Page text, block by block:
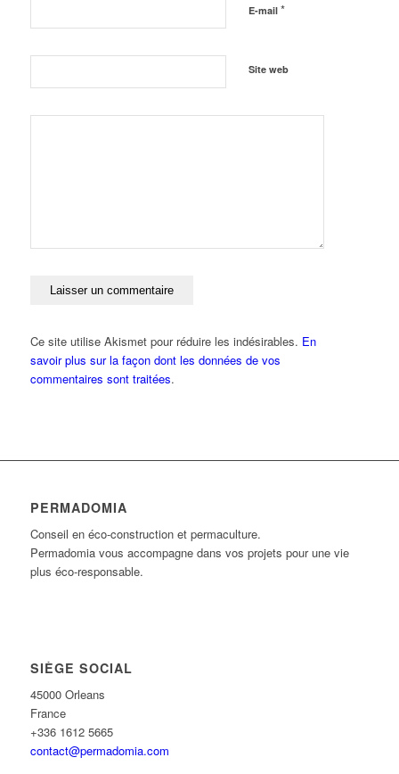
E-mail *
Site web
Ce site utilise Akismet pour réduire les indésirables. En
savoir plus sur la façon dont les données de vos
commentaires sont traitées.
PERMADOMIA
Conseil en éco-construction et permaculture.
Permadomia vous accompagne dans vos projets pour une vie
plus éco-responsable.
SIÈGE SOCIAL
45000 Orleans
France
+336 1612 5665
contact@permadomia.com